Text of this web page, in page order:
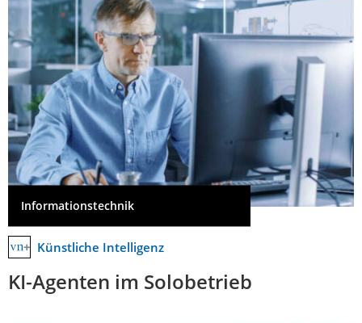
Informationstechnik
Künstliche Intelligenz
KI-Agenten im Solobetrieb